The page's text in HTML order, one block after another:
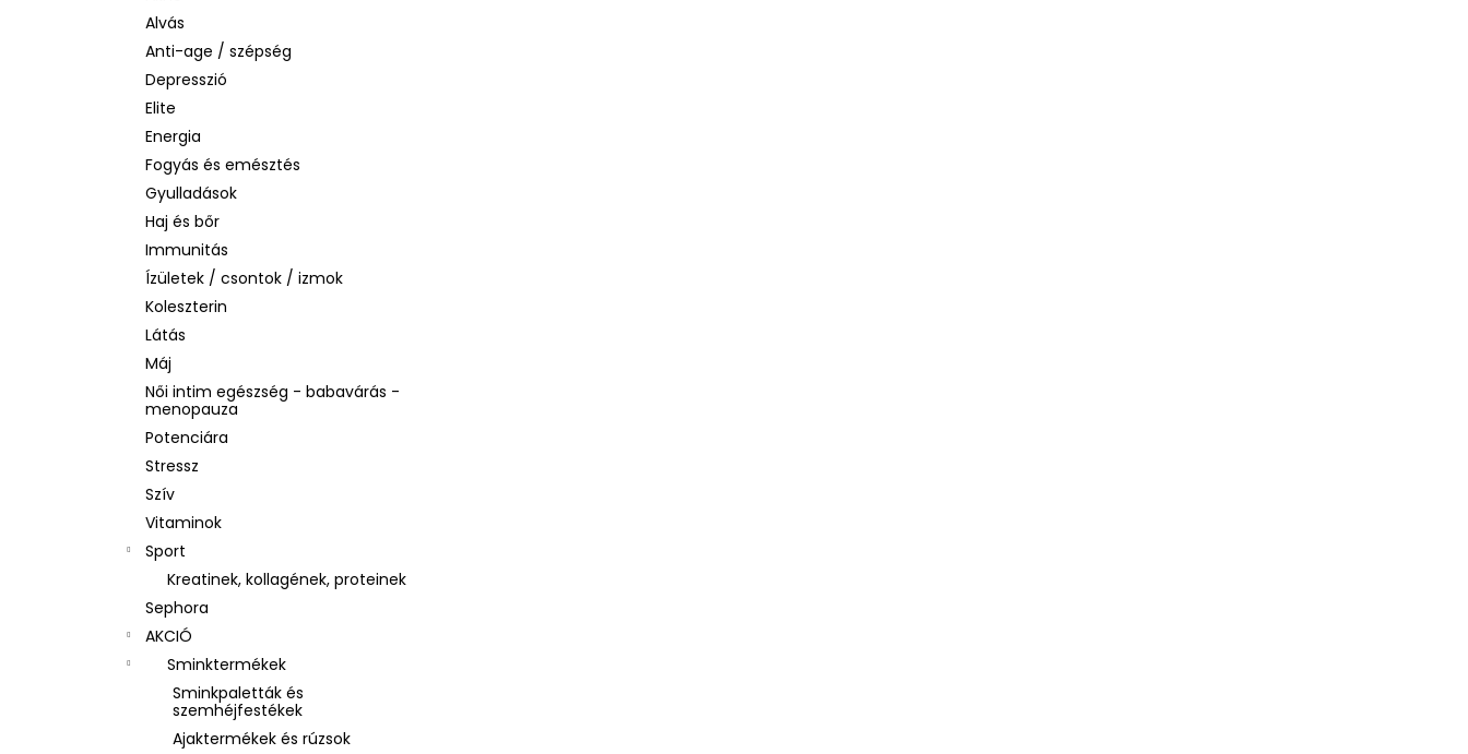
Alvás
Anti-age / szépség
Depresszió
Elite
Energia
Fogyás és emésztés
Gyulladások
Haj és bőr
Immunitás
Ízületek / csontok / izmok
Koleszterin
Látás
Máj
Női intim egészség - babavárás -
menopauza
Potenciára
Stressz
Szív
Vitaminok
Sport
Kreatinek, kollagének, proteinek
Sephora
AKCIÓ
Sminktermékek
Sminkpaletták és
szemhéjfestékek
Ajaktermékek és rúzsok
BIODERMA PHOTODERM AQUAFLUID
INVISIBLE SPF 50+ – LÁTHATATLAN
ARCVÉDŐ KRÉM, 40 ML
2 480 Ft
Korábbi: 6 870 Ft